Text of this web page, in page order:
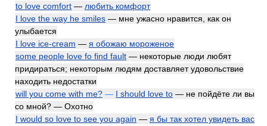
to love comfort — любить комфорт
I love the way he smiles — мне ужасно нравится, как он
улыбается
I love ice-cream — я обожаю мороженое
some people love fo find fault — некоторые люди любят
придираться; некоторым людям доставляет удовольствие
находить недостатки
will you come with me? — I should love to — не пойдёте ли вы
со мной? — Охотно
I would so love to see you again — я бы так хотел увидеть вас